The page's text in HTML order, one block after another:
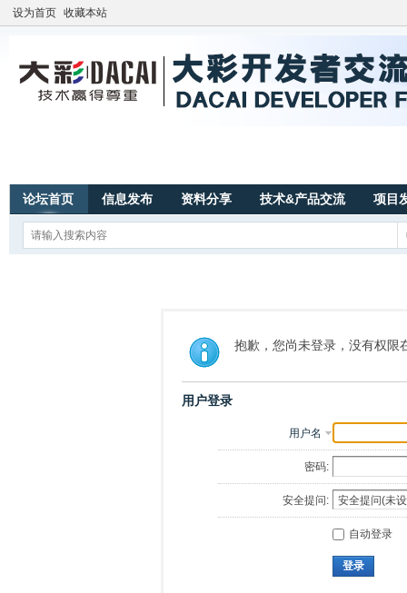
设为首页 收藏本站
论坛首页 信息发布 资料分享 技术&产品交流 项目
抱歉，您尚未登录，没有权限
用户登录
用户名
密码:
安全提问:
自动登录
登录